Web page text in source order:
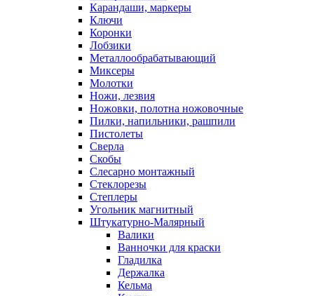
Карандаши, маркеры
Ключи
Коронки
Лобзики
Металлообрабатывающий
Миксеры
Молотки
Ножи, лезвия
Ножовки, полотна ножовочные
Пилки, напильники, рашпили
Пистолеты
Сверла
Скобы
Слесарно монтажный
Стеклорезы
Степлеры
Угольник магнитный
Штукатурно-Малярный
Валики
Ванночки для краски
Гладилка
Держалка
Кельма